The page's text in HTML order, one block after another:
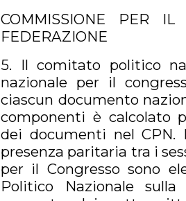
COMMISSIONE PER
FEDERAZIONE
5. Il comitato politico
nazionale per il
ciascun documento
componenti è calcolato
dei documenti nel CPN.
presenza paritaria tra i
per il Congresso sono
Politico Nazionale